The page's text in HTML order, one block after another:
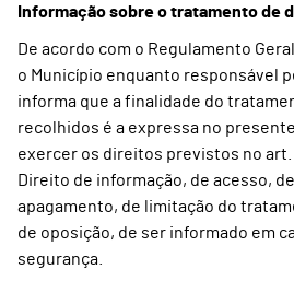
Informação sobre o tratamento de
De acordo com o Regulamento
o Município enquanto responsável
informa que a finalidade do
recolhidos é a expressa no
exercer os direitos previstos no art.
Direito de informação, de acesso,
apagamento, de limitação do
de oposição, de ser informado em
segurança.